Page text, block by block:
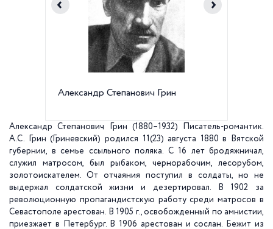
Александр Степанович Грин
Александр Степанович Грин (1880–1932)
Писатель-романтик.
А.С. Грин (Гриневский) родился 11(23) августа 1880 в Вятской
губернии, в семье ссыльного поляка. С 16 лет бродяжничал,
служил матросом, был рыбаком, чернорабочим, лесорубом,
золотоискателем. От отчаяния поступил в солдаты, но не
выдержал солдатской жизни и дезертировал. В 1902 за
революционную пропагандистскую работу среди матросов в
Севастополе арестован. В 1905 г., освобожденный по амнистии,
приезжает в Петербург. В 1906 арестован и сослан. Бежит из